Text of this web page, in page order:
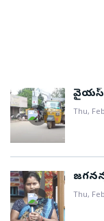
Thu,
ఆస్తిని
Thu,